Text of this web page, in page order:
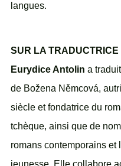
langues.
SUR LA TRADUCTRICE
Eurydice Antolin a
de Božena Němcová,
siècle et fondatrice du
tchèque, ainsi que de
romans contemporains et
jeunesse. Elle collabore